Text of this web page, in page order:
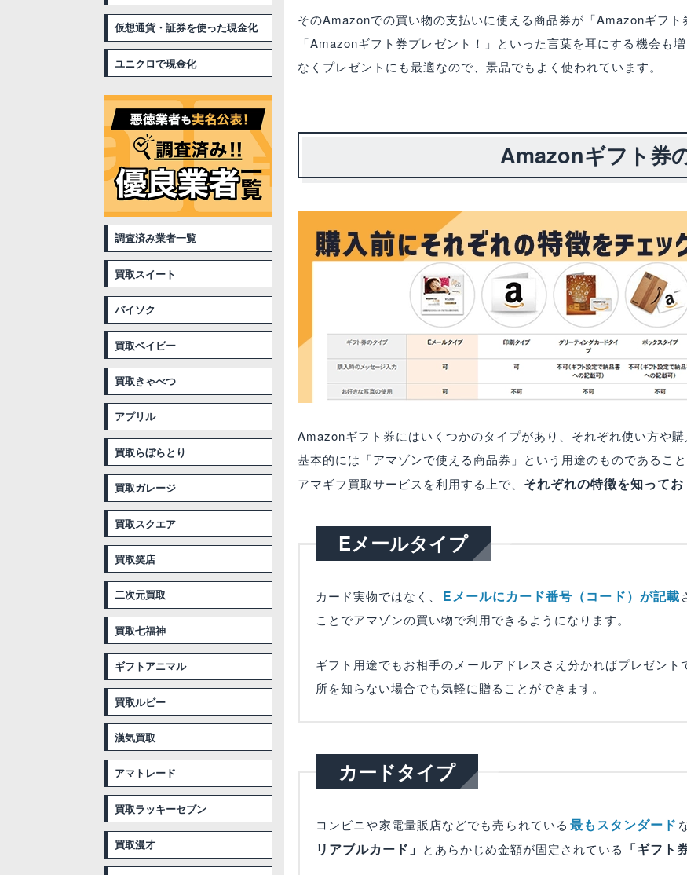
そのAmazonでの買い物の支払いに使える商品券が「Amazonギフト
「Amazonギフト券プレゼント！」といった言葉を耳にする機会も
なくプレゼントにも最適なので、景品でもよく使われています。
Amazonギフト券
Amazonギフト券にはいくつかのタイプがあり、それぞれ使い方や購
基本的には「アマゾンで使える商品券」という用途のものであること
アマギフ買取サービスを利用する上で、 それぞれの特徴を知ってお
Eメールタイプ
カード実物ではなく、 Eメールにカード番号（コード）が記載
ことでアマゾンの買い物で利用できるようになります。
ギフト用途でもお相手のメールアドレスさえ分かればプレゼン
所を知らない場合でも気軽に贈ることができます。
カードタイプ
コンビニや家電量販店などでも売られている 最もスタンダード
リアブルカード」 とあらかじめ金額が固定されている 「ギフト
仮想通貨・証券を使った現金化
ユニクロで現金化
調査済み業者一覧
買取スイート
バイソク
買取ベイビー
買取きゃべつ
アプリル
買取らぼらとり
買取ガレージ
買取スクエア
買取笑店
二次元買取
買取七福神
ギフトアニマル
買取ルビー
漢気買取
アマトレード
買取ラッキーセブン
買取漫才